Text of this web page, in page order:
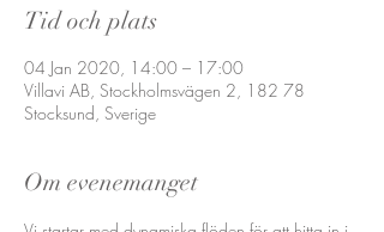
Tid och plats
04 Jan 2020, 14:00 – 17:00
Villavi AB, Stockholmsvägen 2, 182 78
Stocksund, Sverige
Om evenemanget